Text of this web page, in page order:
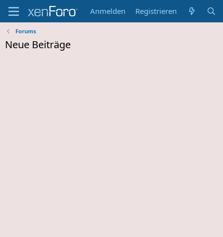
Anmelden Registrieren
Forums
Neue Beiträge